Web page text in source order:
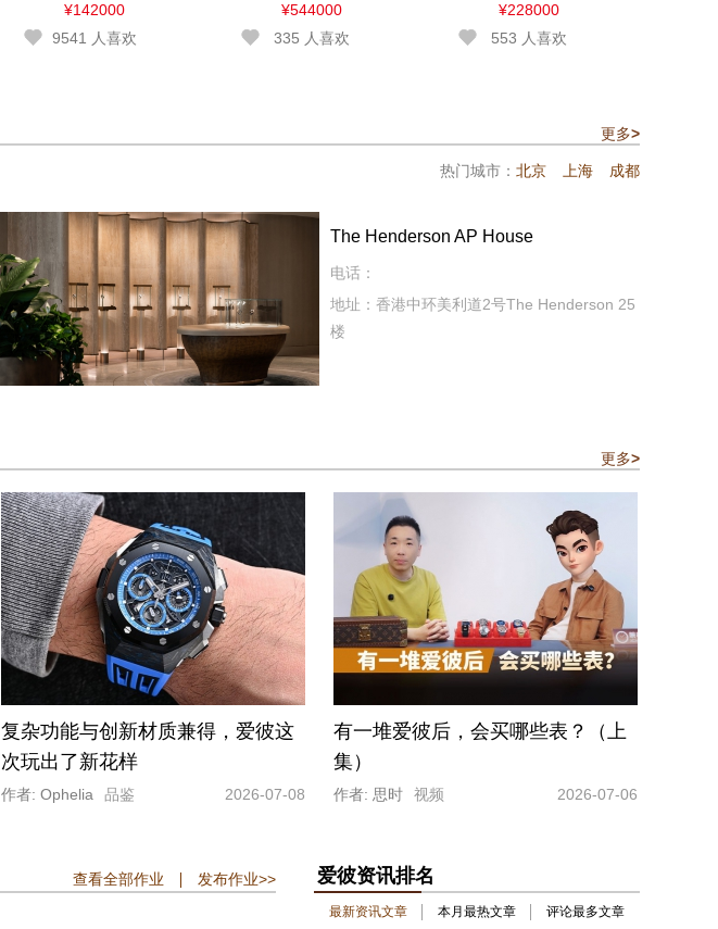
¥142000
9541
人喜欢
¥544000
335 人喜欢
¥228000
553 人喜欢
更多>
热门城市： 北京 上海 成都
The Henderson AP House
电话：
地址：香港中环美利道2号The Henderson 25
楼
更多>
复杂功能与创新材质兼得，爱彼这
次玩出了新花样
作者: Ophelia 品鉴 2026-07-08
有一堆爱彼后，会买哪些表？（上
集）
作者: 思时 视频 2026-07-06
查看全部作业 发布作业>> 爱彼资讯排名
最新资讯文章 本月最热文章 评论最多文章